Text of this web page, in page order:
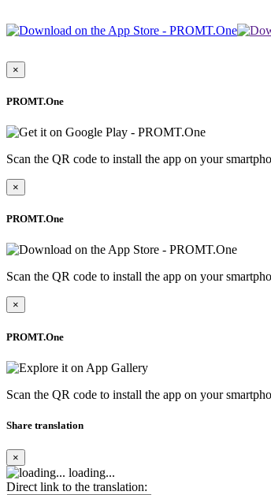
×
PROMT.One
Scan the QR code to install the app on your
×
PROMT.One
Scan the QR code to install the app on your
×
PROMT.One
Scan the QR code to install the app on your
Share translation
×
loading...
Direct link to the translation: